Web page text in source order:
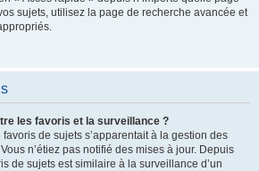
sujets, utilisez la page de recherche avancée et
les favoris et la surveillance ?
de sujets s’apparentait à la gestion des
n’étiez pas notifié des mises à jour. Depuis
de sujets est similaire à la surveillance d’un